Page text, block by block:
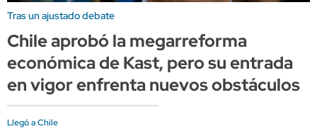
Tras un ajustado debate
Chile aprobó la megarreforma
económica de Kast, pero su entrada
en vigor enfrenta nuevos obstáculos
Llegó a Chile